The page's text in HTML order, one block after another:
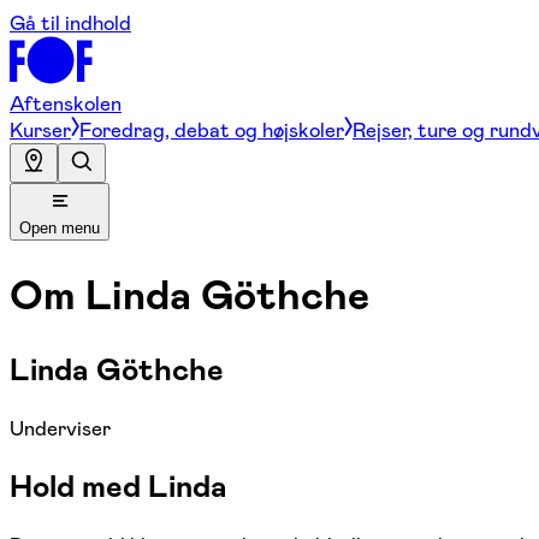
Gå til indhold
Aftenskolen
Kurser Foredrag, debat og højskoler Rejser, ture og
Open menu
Om Linda Göthche
Linda Göthche
Underviser
Hold med Linda